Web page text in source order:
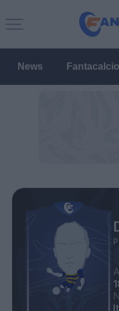
News Fantacalcio